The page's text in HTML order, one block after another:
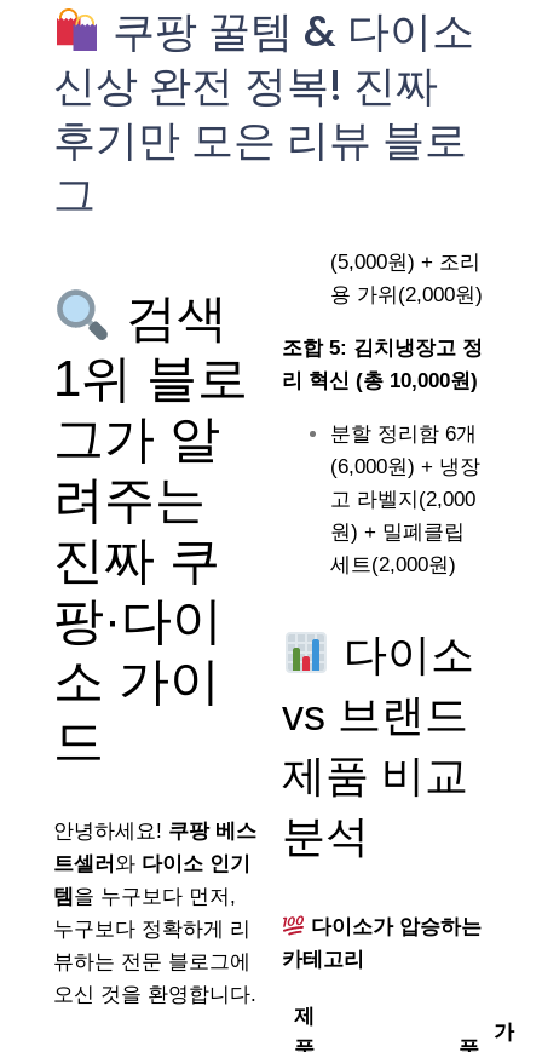
쿠팡 꿀템 & 다이소
신상 완전 정복! 진짜
후기만 모은 리뷰 블로
그
검색
1위 블로
그가 알
려주는
진짜 쿠
팡·다이
소 가이
드
안녕하세요! 쿠팡 베스
트셀러 와 다이소 인기
템 을 누구보다 먼저,
누구보다 정확하게 리
뷰하는 전문 블로그에
오신 것을 환영합니다.
(5,000원) + 조리
용 가위(2,000원)
조합 5: 김치냉장고 정
리 혁신 (총 10,000원)
분할 정리함 6개
(6,000원) + 냉장
고 라벨지(2,000
원) + 밀폐클립
세트(2,000원)
다이소
vs 브랜드
제품 비교
분석
다이소가 압승하는
카테고리
제
가